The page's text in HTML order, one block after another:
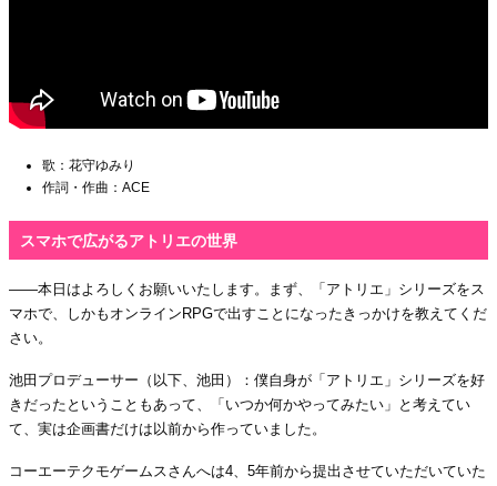
歌：花守ゆみり
作詞・作曲：ACE
スマホで広がるアトリエの世界
――本日はよろしくお願いいたします。まず、「アトリエ」シリーズをス
マホで、しかもオンラインRPGで出すことになったきっかけを教えてくだ
さい。
池田プロデューサー（以下、池田）：僕自身が「アトリエ」シリーズを好
きだったということもあって、「いつか何かやってみたい」と考えてい
て、実は企画書だけは以前から作っていました。
コーエーテクモゲームスさんへは4、5年前から提出させていただいていた